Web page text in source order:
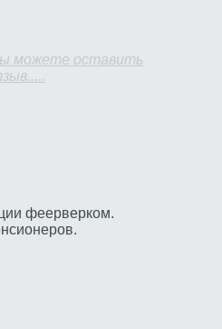
можете оставить
феерверком.